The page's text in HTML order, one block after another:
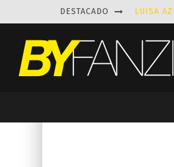
DESTACADO LUISA
KAETHE